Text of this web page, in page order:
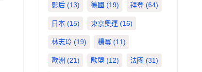
影后(13) 德國 (19) 拜登(64)
日本(15) 東京奧運 (16)
林志玲(19) 楊冪(11)
歐洲 (21) 歐盟 (12) 法國 (31)